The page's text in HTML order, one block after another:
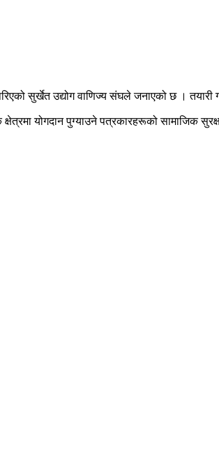
सुर्खेत उद्योग वाणिज्य संघले जनाएको छ । तयारी
योगदान पुग्याउने पत्रकारहरूको सामाजिक